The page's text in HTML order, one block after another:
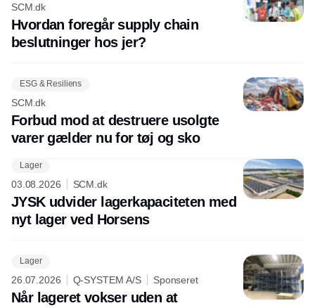
SCM.dk
Hvordan foregår supply chain
beslutninger hos jer?
ESG & Resiliens
SCM.dk
Forbud mod at destruere usolgte
varer gælder nu for tøj og sko
Lager
03.08.2026 SCM.dk
JYSK udvider lagerkapaciteten med
nyt lager ved Horsens
Lager
26.07.2026 Q-SYSTEM A/S Sponseret
Når lageret vokser uden at